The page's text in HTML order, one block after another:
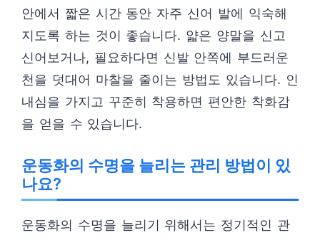
안에서 짧은 시간 동안 자주 신어 발에 익숙해
지도록 하는 것이 좋습니다. 얇은 양말을 신고
신어보거나, 필요하다면 신발 안쪽에 부드러운
천을 덧대어 마찰을 줄이는 방법도 있습니다. 인
내심을 가지고 꾸준히 착용하면 편안한 착화감
을 얻을 수 있습니다.
운동화의 수명을 늘리는 관리 방법이 있
나요?
운동화의 수명을 늘리기 위해서는 정기적인 관